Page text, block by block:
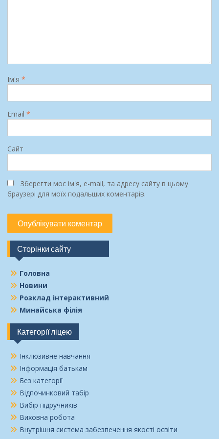
Ім'я *
Email *
Сайт
Зберегти моє ім'я, e-mail, та адресу сайту в цьому
браузері для моїх подальших коментарів.
Сторінки сайту
Головна
Новини
Розклад інтерактивний
Минайська філія
Категорії ліцею
Інклюзивне навчання
Інформація батькам
Без категорії
Відпочинковий табір
Вибір підручників
Виховна робота
Внутрішня система забезпечення якості освіти